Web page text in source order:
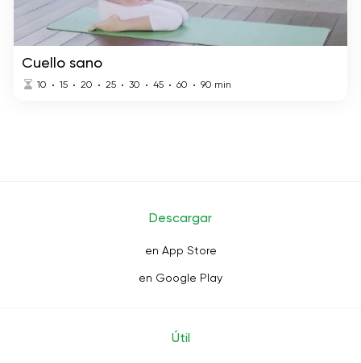
Cuello sano
10 15 20 25 30 45 60 90 min
Descargar
en App Store
en Google Play
Útil